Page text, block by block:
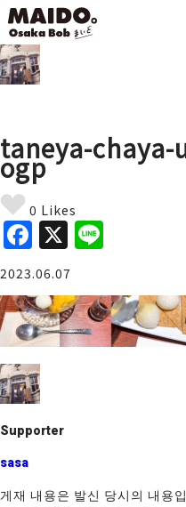
taneya-
ogp
0 Likes
F
a
c
e
b
o
o
k
X
e
2023.06.07
Supporter
sasa
게재 내용은 발신 당시의 내용